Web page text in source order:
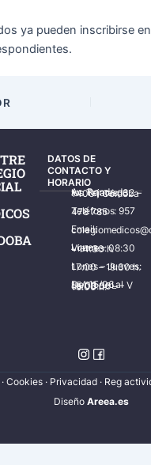
ya pueden inscribirse
DATOS DE
CONTACTO Y
HORARIO
Av. Ronda de los Tejares, 32 – 14001 Córdoba
Teléfonos: 957 478 785
Email:
Lunes – Viernes: 08:30 – 14:30 h.
Lunes – Jueves: 17:00 – 19:30 h.
Del 15/06 al 15/09 de L – V de 08:00 – 15:00 h.
· Cookies· Privacidad · Reg
Diseño Areea.es